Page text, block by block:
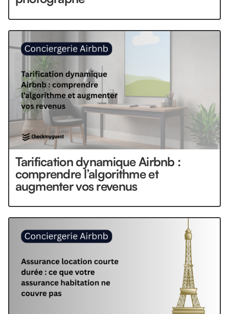
Tarification dynamique Airbnb :
comprendre l’algorithme et
augmenter vos revenus